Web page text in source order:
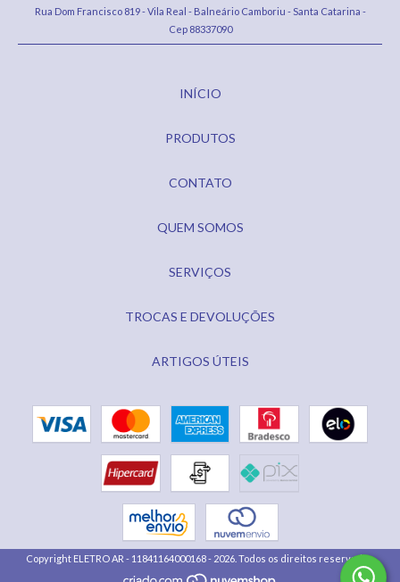
Rua Dom Francisco 819 - Vila Real - Balneário Camboriu - Santa Catarina -
Cep 88337090
INÍCIO
PRODUTOS
CONTATO
QUEM SOMOS
SERVIÇOS
TROCAS E DEVOLUÇÕES
ARTIGOS ÚTEIS
Copyright ELETRO AR - 11841164000168 - 2026. Todos os direitos reservados.